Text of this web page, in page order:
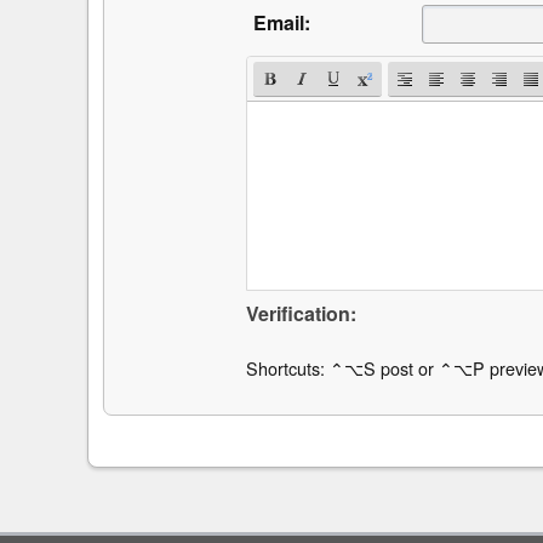
Email:
Verification:
Shortcuts: ⌃⌥S post or ⌃⌥P